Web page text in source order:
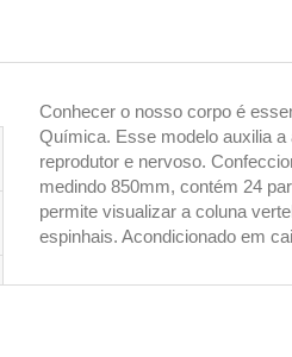
Conhecer o nosso corpo é
Química. Esse modelo auxilia
reprodutor e nervoso.
medindo 850mm, contém 24
permite visualizar a coluna
espinhais. Acondicionado em